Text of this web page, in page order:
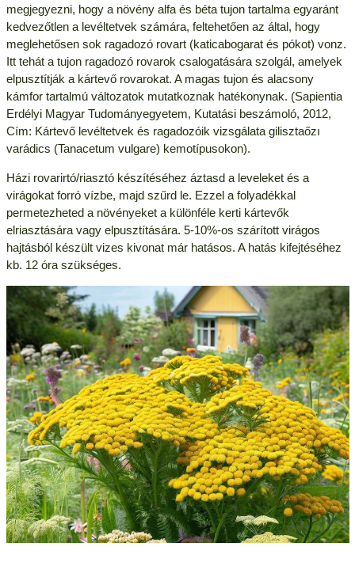
megjegyezni, hogy a növény alfa és béta tujon tartalma egyaránt
kedvezőtlen a levéltetvek számára, feltehetően az által, hogy
meglehetősen sok ragadozó rovart (katicabogarat és pókot) vonz.
Itt tehát a tujon ragadozó rovarok csalogatására szolgál, amelyek
elpusztítják a kártevő rovarokat. A magas tujon és alacsony
kámfor tartalmú változatok mutatkoznak hatékonynak. (Sapientia
Erdélyi Magyar Tudományegyetem, Kutatási beszámoló, 2012,
Cím: Kártevő levéltetvek és ragadozóik vizsgálata gilisztaőzı
varádics (Tanacetum vulgare) kemotípusokon).
Házi rovarirtó/riasztó készítéséhez áztasd a leveleket és a
virágokat forró vízbe, majd szűrd le. Ezzel a folyadékkal
permetezheted a növényeket a különféle kerti kártevők
elriasztására vagy elpusztítására. 5-10%-os szárított virágos
hajtásból készült vizes kivonat már hatásos. A hatás kifejtéséhez
kb. 12 óra szükséges.